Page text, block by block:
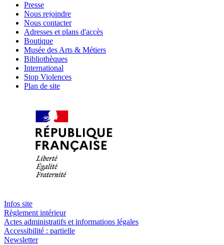
Presse
Nous rejoindre
Nous contacter
Adresses et plans d'accès
Boutique
Musée des Arts & Métiers
Bibliothèques
International
Stop Violences
Plan de site
Infos site
Règlement intérieur
Actes administratifs et informations légales
Accessibilité : partielle
Newsletter